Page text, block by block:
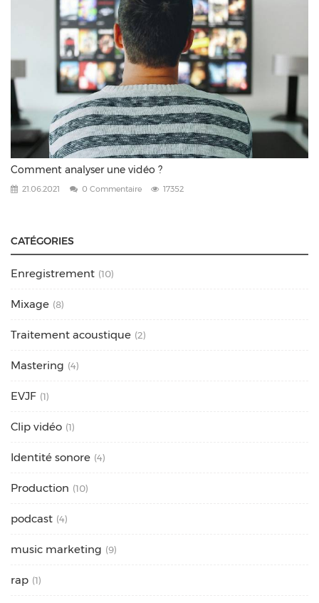
Comment analyser une vidéo ?
21.06.2021 0 Commentaire 17352
CATÉGORIES
Enregistrement (10)
Mixage (8)
Traitement acoustique (2)
Mastering (4)
EVJF (1)
Clip vidéo (1)
Identité sonore (4)
Production (10)
podcast (4)
music marketing (9)
rap (1)